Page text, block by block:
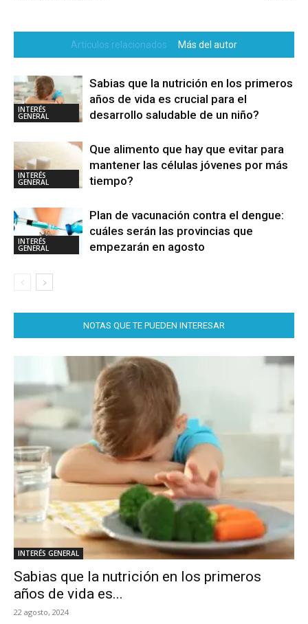
Artículos relacionados Más del autor
INTERÉS
GENERAL
Sabias que la nutrición en los primeros
años de vida es crucial para el
desarrollo saludable de un niño?
INTERÉS
GENERAL
Que alimento que hay que evitar para
mantener las células jóvenes por más
tiempo?
INTERÉS
GENERAL
Plan de vacunación contra el dengue:
cuáles serán las provincias que
empezarán en agosto
NOTAS QUE TE PUEDEN INTERESAR
INTERÉS GENERAL
Sabias que la nutrición en los primeros
años de vida es...
22 agosto, 2024